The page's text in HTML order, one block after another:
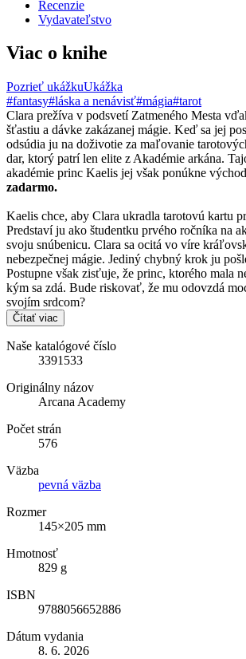
Recenzie
Vydavateľstvo
Viac o knihe
Pozrieť ukážkuUkážka
#fantasy#láska a nenávisť#mágia#tarot
Clara prežíva v podsvetí Zatmeného Mesta
šťastiu a dávke zakázanej mágie. Keď sa jej
odsúdia ju na doživotie za maľovanie
dar, ktorý patrí len elite z Akadémie arkána.
akadémie princ Kaelis jej však ponúkne
zadarmo.
Kaelis chce, aby Clara ukradla tarotovú kartu
Predstaví ju ako študentku prvého ročníka na
svoju snúbenicu. Clara sa ocitá vo víre
nebezpečnej mágie. Jediný chybný krok ju
Postupne však zisťuje, že princ, ktorého mala
kým sa zdá. Bude riskovať, že mu odovzdá
svojím srdcom?
Čítať viac
Naše katalógové číslo
3391533
Originálny názov
Arcana Academy
Počet strán
576
Väzba
pevná väzba
Rozmer
145×205 mm
Hmotnosť
829 g
ISBN
9788056652886
Dátum vydania
8. 6. 2026